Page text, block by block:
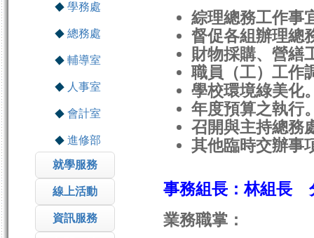
學務處
總務處
輔導室
人事室
會計室
進修部
就學服務
線上活動
資訊服務
綜理總務工作事
督促各組辦理總
財物採購、營繕
職員（工）工作
學校環境綠美化
年度預算之執行
召開與主持總務
其他臨時交辦事
事務組長：林組長
業務職掌：